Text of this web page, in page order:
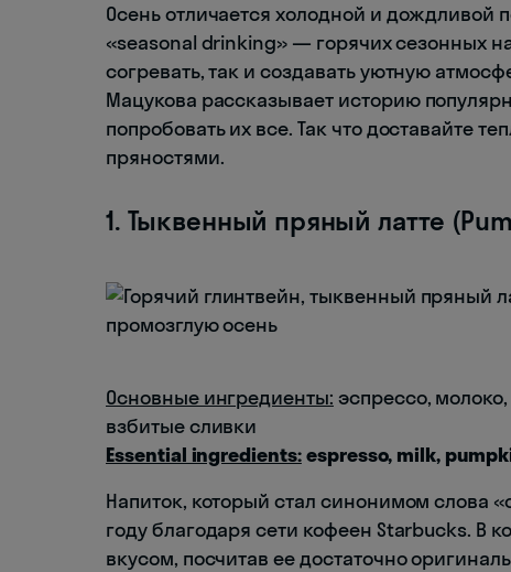
Осень отличается холодной и дождливой
«seasonal drinking»‎ — горячих сезонных
согревать, так и создавать уютную
Мацукова рассказывает историю
попробовать их все. Так что доставайте
пряностями.
1. Тыквенный пряный латте
Основные ингредиенты: эспрессо,
взбитые сливки
Essential ingredients:espresso, milk,
Напиток, который стал синонимом слова
году благодаря сети кофеен Starbucks. В
вкусом, посчитав ее достаточно